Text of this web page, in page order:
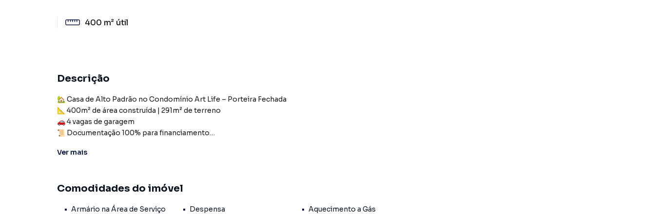
400 m² útil
Descrição
🏡 Casa de Alto Padrão no Condomínio Art Life – Porteira Fechada
📐 400m² de área construída | 291m² de terreno
🚗 4 vagas de garagem
📜 Documentação 100% para financiamento
💎 Diferenciais Exclusivos
🌐 Cabeamento de internet em todos os ambientes
Ver mais
Comodidades do imóvel
Armário na Área de Serviço Despensa
Aquecimento a Gás